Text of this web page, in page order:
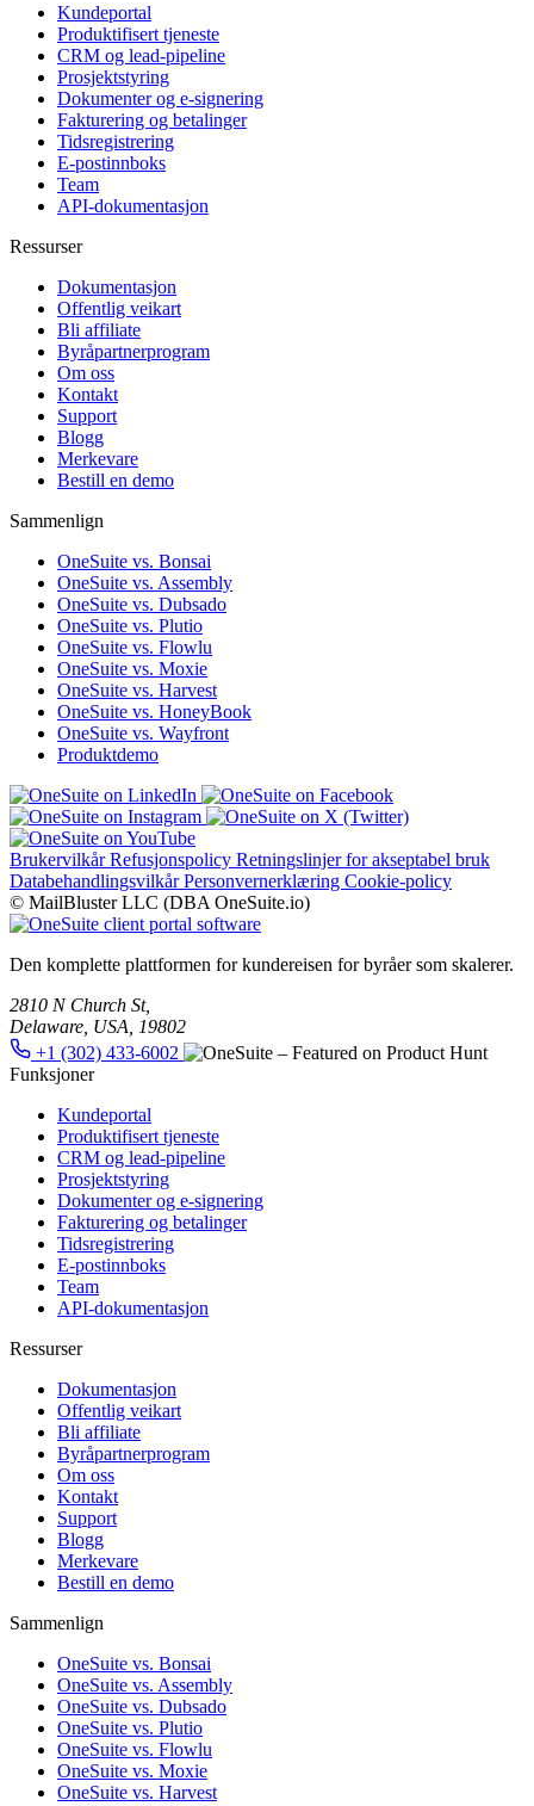
Kundeportal
Produktifisert tjeneste
CRM og lead-pipeline
Prosjektstyring
Dokumenter og e-signering
Fakturering og betalinger
Tidsregistrering
E-postinnboks
Team
API-dokumentasjon
Ressurser
Dokumentasjon
Offentlig veikart
Bli affiliate
Byråpartnerprogram
Om oss
Kontakt
Support
Blogg
Merkevare
Bestill en demo
Sammenlign
OneSuite vs. Bonsai
OneSuite vs. Assembly
OneSuite vs. Dubsado
OneSuite vs. Plutio
OneSuite vs. Flowlu
OneSuite vs. Moxie
OneSuite vs. Harvest
OneSuite vs. HoneyBook
OneSuite vs. Wayfront
Produktdemo
BrukervilkårRefusjonspolicy Retningslinjer for akseptabel bruk
DatabehandlingsvilkårPersonvernerklæring Cookie-policy
© MailBluster LLC (DBA OneSuite.io)
Den komplette plattformen for kundereisen for byråer som skalerer.
2810 N Church St,
Delaware, USA, 19802
+1 (302) 433-6002
Funksjoner
Kundeportal
Produktifisert tjeneste
CRM og lead-pipeline
Prosjektstyring
Dokumenter og e-signering
Fakturering og betalinger
Tidsregistrering
E-postinnboks
Team
API-dokumentasjon
Ressurser
Dokumentasjon
Offentlig veikart
Bli affiliate
Byråpartnerprogram
Om oss
Kontakt
Support
Blogg
Merkevare
Bestill en demo
Sammenlign
OneSuite vs. Bonsai
OneSuite vs. Assembly
OneSuite vs. Dubsado
OneSuite vs. Plutio
OneSuite vs. Flowlu
OneSuite vs. Moxie
OneSuite vs. Harvest